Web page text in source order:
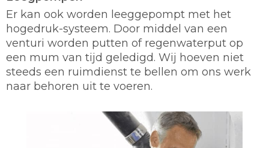
Er kan ook worden leeggepompt met het
hogedruk-systeem. Door middel van een
venturi worden putten of regenwaterput op
een mum van tijd geledigd. Wij hoeven niet
steeds een ruimdienst te bellen om ons werk
naar behoren uit te voeren.